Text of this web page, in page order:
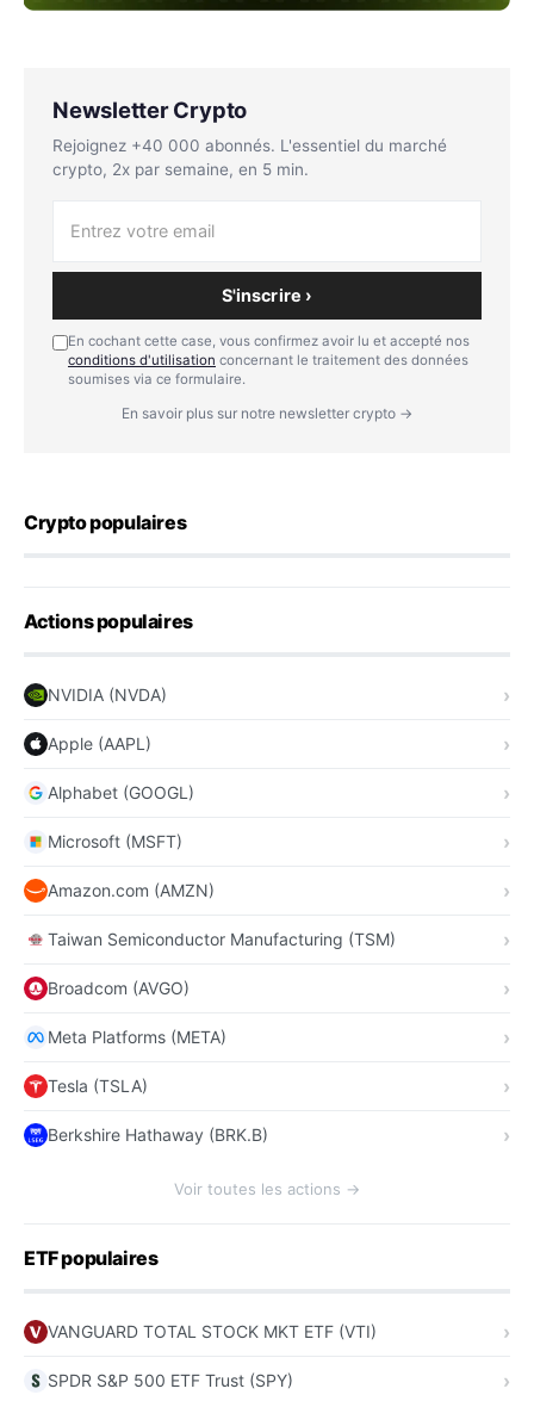
Newsletter Crypto
Rejoignez +40 000 abonnés. L'essentiel du marché
crypto, 2x par semaine, en 5 min.
S'inscrire ›
En cochant cette case, vous confirmez avoir lu et accepté nos
conditions d'utilisation concernant le traitement des données
soumises via ce formulaire.
En savoir plus sur notre newsletter crypto →
Crypto populaires
Actions populaires
NVIDIA (NVDA)
Apple (AAPL)
Alphabet (GOOGL)
Microsoft (MSFT)
Amazon.com (AMZN)
Taiwan Semiconductor Manufacturing (TSM)
Broadcom (AVGO)
Meta Platforms (META)
Tesla (TSLA)
Berkshire Hathaway (BRK.B)
Voir toutes les actions →
ETF populaires
VANGUARD TOTAL STOCK MKT ETF (VTI)
SPDR S&P 500 ETF Trust (SPY)